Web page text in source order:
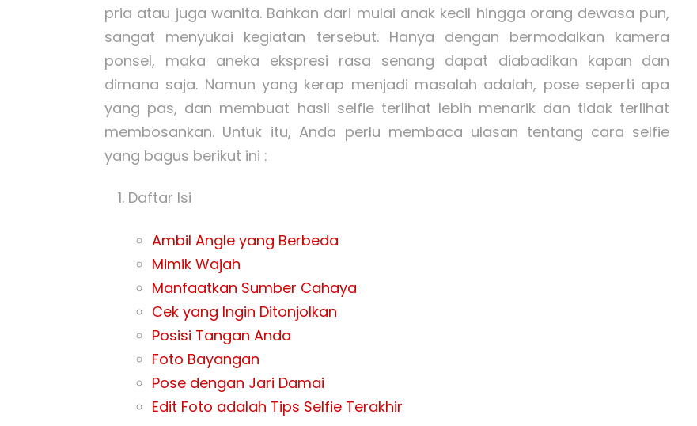
pria atau juga wanita. Bahkan dari mulai anak kecil hingga orang dewasa pun,
sangat menyukai kegiatan tersebut. Hanya dengan bermodalkan kamera
ponsel, maka aneka ekspresi rasa senang dapat diabadikan kapan dan
dimana saja. Namun yang kerap menjadi masalah adalah, pose seperti apa
yang pas, dan membuat hasil selfie terlihat lebih menarik dan tidak terlihat
membosankan. Untuk itu, Anda perlu membaca ulasan tentang cara selfie
yang bagus berikut ini :
Daftar Isi
Ambil Angle yang Berbeda
Mimik Wajah
Manfaatkan Sumber Cahaya
Cek yang Ingin Ditonjolkan
Posisi Tangan Anda
Foto Bayangan
Pose dengan Jari Damai
Edit Foto adalah Tips Selfie Terakhir